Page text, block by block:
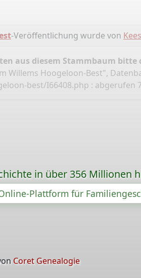
-Veröffentlichung wurde von
aus diesem Stammbaum
Willems Hoogeloon-Best",
best/I66408.php : abgerufen
in über 356 Millionen
Plattform für
Coret Genealogie